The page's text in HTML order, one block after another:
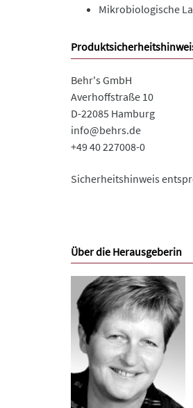
Mikrobiologische
Behr's GmbH
Averhoffstraße 10
D-22085 Hamburg
info@behrs.de
+49 40 227008-0
Sicherheitshinweis
Über die Herausgeberin